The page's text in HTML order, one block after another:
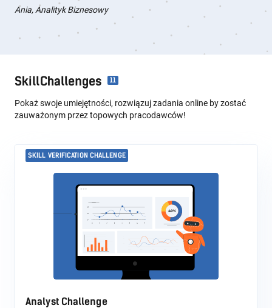
Ania, Analityk Biznesowy
SkillChallenges 11
Pokaż swoje umiejętności, rozwiązuj zadania online by zostać
zauważonym przez topowych pracodawców!
SKILL VERIFICATION CHALLENGE
Analyst Challenge